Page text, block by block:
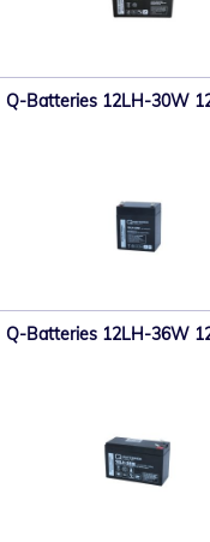
Q-Batteries 12LH-30W
Q-Batteries 12LH-36W